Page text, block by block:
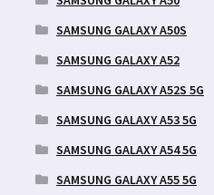
SAMSUNG GALAXY A50S
SAMSUNG GALAXY A52
SAMSUNG GALAXY A52S 5G
SAMSUNG GALAXY A53 5G
SAMSUNG GALAXY A54 5G
SAMSUNG GALAXY A55 5G